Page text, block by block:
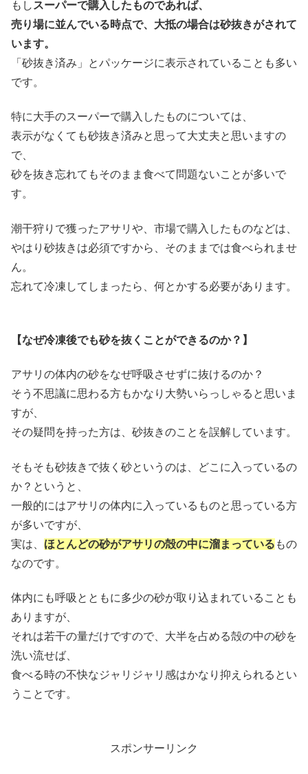
もし スーパーで購入したものであれば、
売り場に並んでいる時点で、大抵の場合は砂抜きがされて
います。
「砂抜き済み」とパッケージに表示されていることも多い
です。
特に大手のスーパーで購入したものについては、
表示がなくても砂抜き済みと思って大丈夫と思いますの
で、
砂を抜き忘れてもそのまま食べて問題ないことが多いで
す。
潮干狩りで獲ったアサリや、市場で購入したものなどは、
やはり砂抜きは必須ですから、そのままでは食べられませ
ん。
忘れて冷凍してしまったら、何とかする必要があります。
【なぜ冷凍後でも砂を抜くことができるのか？】
アサリの体内の砂をなぜ呼吸させずに抜けるのか？
そう不思議に思わる方もかなり大勢いらっしゃると思いま
すが、
その疑問を持った方は、砂抜きのことを誤解しています。
そもそも砂抜きで抜く砂というのは、どこに入っているの
か？というと、
一般的にはアサリの体内に入っているものと思っている方
が多いですが、
実は、 ほとんどの砂がアサリの殻の中に溜まっている もの
なのです。
体内にも呼吸とともに多少の砂が取り込まれていることも
ありますが、
それは若干の量だけですので、大半を占める殻の中の砂を
洗い流せば、
食べる時の不快なジャリジャリ感はかなり抑えられるとい
うことです。
スポンサーリンク